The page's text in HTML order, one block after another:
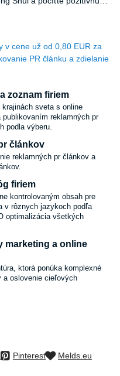
v cene už od 0,80 EUR za
PR článku a zdielanie
zoznam firiem
sveta s online
publikovaním reklamných pr
podla výberu.
článkov
reklamných pr článkov a
firiem
kontrolovaným obsah pre
v rôznych jazykoch podľa
optimalizácia všetkých
marketing a online
ktorá ponúka komplexné
a oslovenie cieľových
Pinterest
Melds.eu